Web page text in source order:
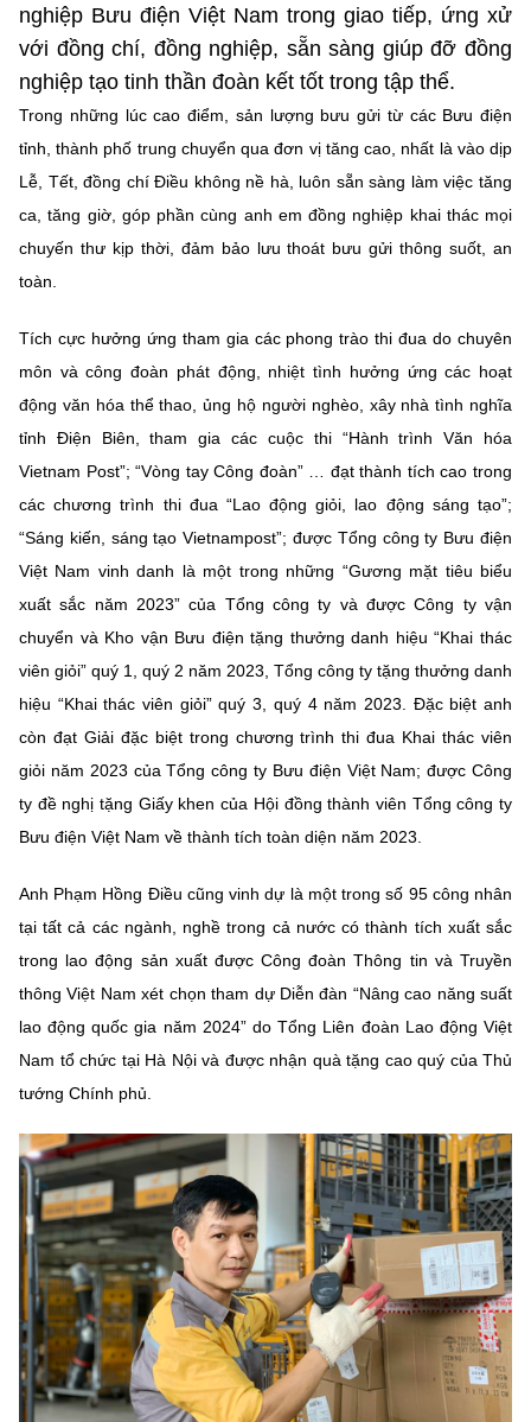
nghiệp Bưu điện Việt Nam trong giao tiếp, ứng xử
với đồng chí, đồng nghiệp, sẵn sàng giúp đỡ đồng
nghiệp tạo tinh thần đoàn kết tốt trong tập thể.
Trong những lúc cao điểm, sản lượng bưu gửi từ các Bưu điện
tỉnh, thành phố trung chuyển qua đơn vị tăng cao, nhất là vào dịp
Lễ, Tết, đồng chí Điều không nề hà, luôn sẵn sàng làm việc tăng
ca, tăng giờ, góp phần cùng anh em đồng nghiệp khai thác mọi
chuyến thư kịp thời, đảm bảo lưu thoát bưu gửi thông suốt, an
toàn.
Tích cực hưởng ứng tham gia các phong trào thi đua do chuyên
môn và công đoàn phát động, nhiệt tình hưởng ứng các hoạt
động văn hóa thể thao, ủng hộ người nghèo, xây nhà tình nghĩa
tỉnh Điện Biên, tham gia các cuộc thi “Hành trình Văn hóa
Vietnam Post”; “Vòng tay Công đoàn” … đạt thành tích cao trong
các chương trình thi đua “Lao động giỏi, lao động sáng tạo”;
“Sáng kiến, sáng tạo Vietnampost”; được Tổng công ty Bưu điện
Việt Nam vinh danh là một trong những “Gương mặt tiêu biểu
xuất sắc năm 2023” của Tổng công ty và được Công ty vận
chuyển và Kho vận Bưu điện tặng thưởng danh hiệu “Khai thác
viên giỏi” quý 1, quý 2 năm 2023, Tổng công ty tặng thưởng danh
hiệu “Khai thác viên giỏi” quý 3, quý 4 năm 2023. Đặc biệt anh
còn đạt Giải đặc biệt trong chương trình thi đua Khai thác viên
giỏi năm 2023 của Tổng công ty Bưu điện Việt Nam; được Công
ty đề nghị tặng Giấy khen của Hội đồng thành viên Tổng công ty
Bưu điện Việt Nam về thành tích toàn diện năm 2023.
Anh Phạm Hồng Điều cũng vinh dự là một trong số 95 công nhân
tại tất cả các ngành, nghề trong cả nước có thành tích xuất sắc
trong lao động sản xuất được Công đoàn Thông tin và Truyền
thông Việt Nam xét chọn tham dự Diễn đàn “Nâng cao năng suất
lao động quốc gia năm 2024” do Tổng Liên đoàn Lao động Việt
Nam tổ chức tại Hà Nội và được nhận quà tặng cao quý của Thủ
tướng Chính phủ.